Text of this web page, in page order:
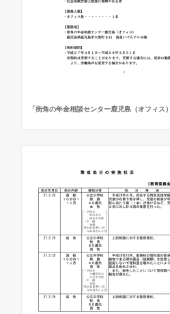
「街角の年金相談センター鹿児島（オフィス